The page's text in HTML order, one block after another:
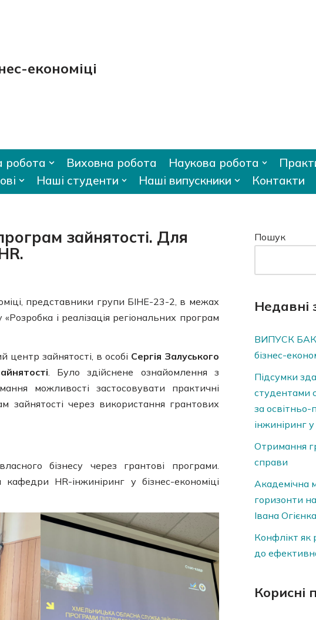
економіці
робота Виховна робота Наукова робота
Наші студенти Наші випускники Контакти
зайнятості. Для
представники групи БІНЕ-23-2, в межах
і реалізація регіональних програм
зайнятості, в особі Сергія Залуського
. Було здійснене ознайомлення з
можливості застосовувати практичні
зайнятості через використання грантових
бізнесу через грантові програми.
HR-інжиніринг у бізнес-економіці
Пошук
Недавні
ВИПУСК
бізнес-
Підсумки
студентами
за
інжиніринг у
Отримання
справи
Академічна
горизонти
Івана Огієнка
Конфлікт як
до
Корисні